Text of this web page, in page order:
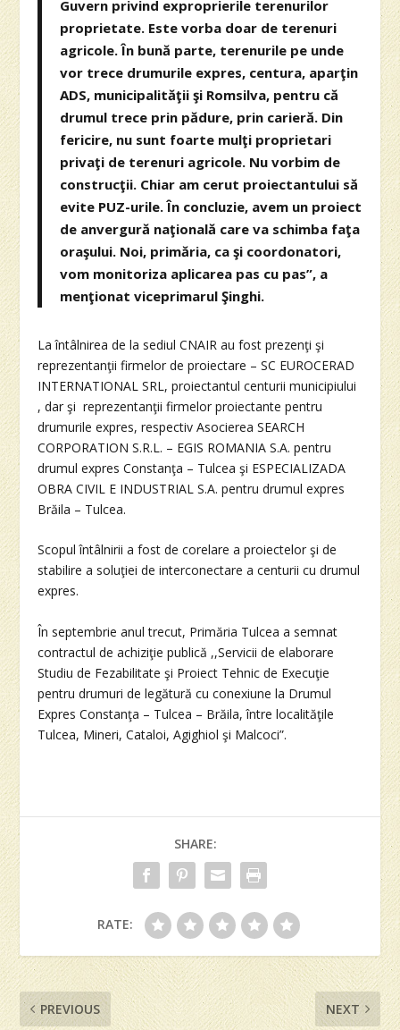
Guvern privind exproprierile terenurilor
proprietate. Este vorba doar de terenuri
agricole. În bună parte, terenurile pe unde
vor trece drumurile expres, centura, aparţin
ADS, municipalităţii şi Romsilva, pentru că
drumul trece prin pădure, prin carieră. Din
fericire, nu sunt foarte mulţi proprietari
privaţi de terenuri agricole. Nu vorbim de
construcţii. Chiar am cerut proiectantului să
evite PUZ-urile. În concluzie, avem un proiect
de anvergură naţională care va schimba faţa
oraşului. Noi, primăria, ca şi coordonatori,
vom monitoriza aplicarea pas cu pas”, a
menţionat viceprimarul Şinghi.
La întâlnirea de la sediul CNAIR au fost prezenţi şi
reprezentanţii firmelor de proiectare – SC EUROCERAD
INTERNATIONAL SRL, proiectantul centurii municipiului
, dar şi reprezentanţii firmelor proiectante pentru
drumurile expres, respectiv Asocierea SEARCH
CORPORATION S.R.L. – EGIS ROMANIA S.A. pentru
drumul expres Constanţa – Tulcea şi ESPECIALIZADA
OBRA CIVIL E INDUSTRIAL S.A. pentru drumul expres
Brăila – Tulcea.
Scopul întâlnirii a fost de corelare a proiectelor şi de
stabilire a soluţiei de interconectare a centurii cu drumul
expres.
În septembrie anul trecut, Primăria Tulcea a semnat
contractul de achiziţie publică ,,Servicii de elaborare
Studiu de Fezabilitate şi Proiect Tehnic de Execuţie
pentru drumuri de legătură cu conexiune la Drumul
Expres Constanţa – Tulcea – Brăila, între localităţile
Tulcea, Mineri, Cataloi, Agighiol şi Malcoci”.
SHARE:
RATE:
PREVIOUS NEXT